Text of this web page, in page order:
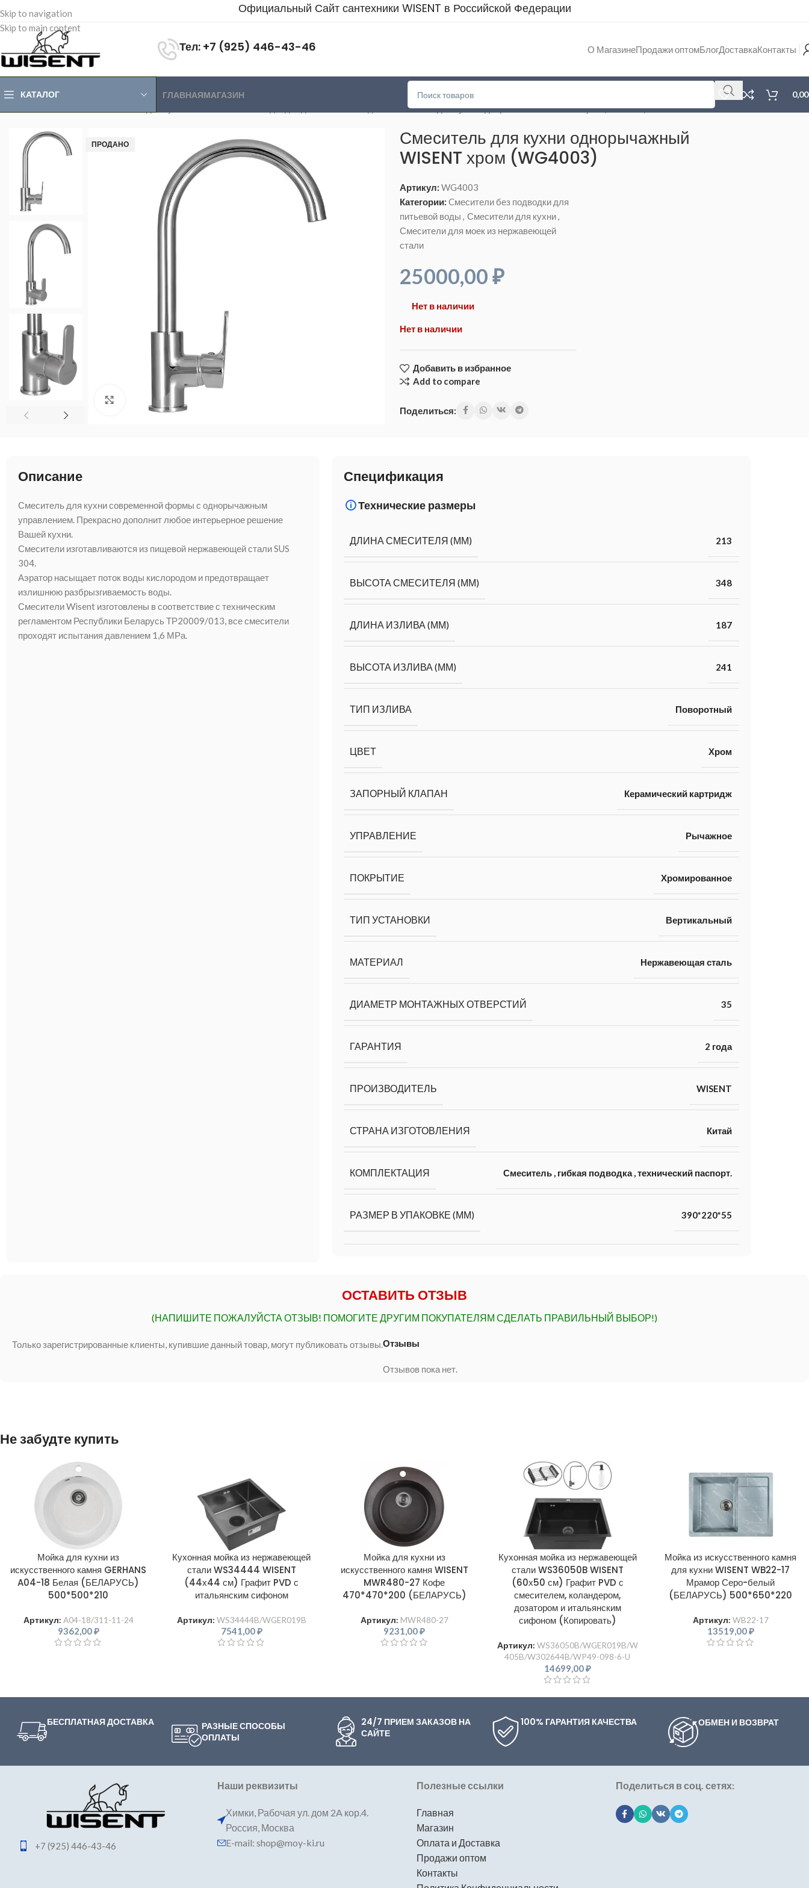
Skip to navigation
Skip to main content
Официальный Сайт сантехники WISENT в Российской Федерации
Тел: +7 (925) 446-43-46 О МагазинеПродажи оптомБлогДоставкаКонтакты
КАТАЛОГ ГЛАВНАЯМАГАЗИН
Смеситель для кухни однорычажный WISENT хром (WG4003)
ПРОДАНО
Нажмите, чтобы увеличить
Смеситель для кухни однорычажный
WISENT хром (WG4003)
Артикул:WG4003
Категории: Cмесители без подводки для
питьевой воды
Смесители для кухни
Смесители для моек из нержавеющей
стали
25000,00₽
Нет в наличии
Нет в наличии
Добавить в избранное
Add to compare
Поделиться:
Описание
Смеситель для кухни современной формы с однорычажным
управлением. Прекрасно дополнит любое интерьерное решение
Вашей кухни.
Смесители изготавливаются из пищевой нержавеющей стали SUS
304.
Аэратор насыщает поток воды кислородом и предотвращает
излишнюю разбрызгиваемость воды.
Смесители Wisent изготовлены в соответствие с техническим
регламентом Республики Беларусь ТР20009/013, все смесители
проходят испытания давлением 1,6 МРа.
Спецификация
Технические размеры
ДЛИНА СМЕСИТЕЛЯ (ММ) 213
ВЫСОТА СМЕСИТЕЛЯ (ММ) 348
ДЛИНА ИЗЛИВА (ММ) 187
ВЫСОТА ИЗЛИВА (ММ) 241
ТИП ИЗЛИВА Поворотный
ЦВЕТ Хром
ЗАПОРНЫЙ КЛАПАН Керамический картридж
УПРАВЛЕНИЕ Рычажное
ПОКРЫТИЕ Хромированное
ТИП УСТАНОВКИ Вертикальный
МАТЕРИАЛ Нержавеющая сталь
ДИАМЕТР МОНТАЖНЫХ ОТВЕРСТИЙ 35
ГАРАНТИЯ 2 года
ПРОИЗВОДИТЕЛЬ WISENT
СТРАНА ИЗГОТОВЛЕНИЯ Китай
КОМПЛЕКТАЦИЯ Смеситель, гибкая подводка,технический паспорт.
РАЗМЕР В УПАКОВКЕ (ММ) 390*220*55
ОСТАВИТЬ ОТЗЫВ
(НАПИШИТЕ ПОЖАЛУЙСТА ОТЗЫВ! ПОМОГИТЕ ДРУГИМ ПОКУПАТЕЛЯМ СДЕЛАТЬ ПРАВИЛЬНЫЙ ВЫБОР!)
Отзывы
Отзывов пока нет.
Только зарегистрированные клиенты, купившие данный товар, могут публиковать отзывы.
Не забудте купить
Мойка для кухни из
искусственного камня GERHANS
A04-18 Белая (БЕЛАРУСЬ)
500*500*210
Артикул: A04-18/311-11-24
9362,00₽
Кухонная мойка из нержавеющей
стали WS34444 WISENT
(44х44 см) Графит PVD с
итальянским сифоном
Артикул: WS34444B/WGER019B
7541,00₽
Мойка для кухни из
искусственного камня WISENT
MWR480-27 Кофе
470*470*200 (БЕЛАРУСЬ)
Артикул: MWR480-27
9231,00₽
Кухонная мойка из нержавеющей
стали WS36050B WISENT
(60х50 см) Графит PVD с
смесителем, коландером,
дозатором и итальянским
сифоном (Копировать)
Артикул: WS36050B/WGER019B/W
405B/W302644B/WP49-098-6-U
14699,00₽
Мойка из искусственного камня
для кухни WISENT WB22-17
Мрамор Серо-белый
(БЕЛАРУСЬ) 500*650*220
Артикул: WB22-17
13519,00₽
БЕСПЛАТНАЯ ДОСТАВКА
РАЗНЫЕ СПОСОБЫ
ОПЛАТЫ
24/7 ПРИЕМ ЗАКАЗОВ НА
САЙТЕ
100% ГАРАНТИЯ КАЧЕСТВА ОБМЕН И ВОЗВРАТ
+7 (925) 446-43-46
Наши реквизиты
Химки, Рабочая ул. дом 2A кор.4.
Россия, Москва
E-mail: shop@moy-ki.ru
Полезные ссылки
Главная
Магазин
Оплата и Доставка
Продажи оптом
Контакты
Поделиться в соц. сетях: